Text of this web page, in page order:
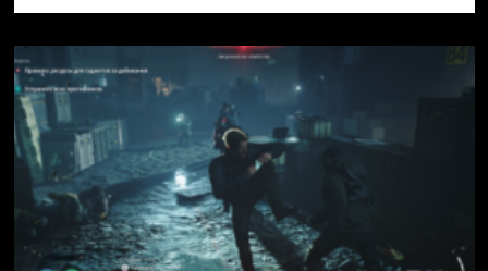
Новый
браузер
помогает
ботам
обходить
антибот-
защиту
—
и
грузит